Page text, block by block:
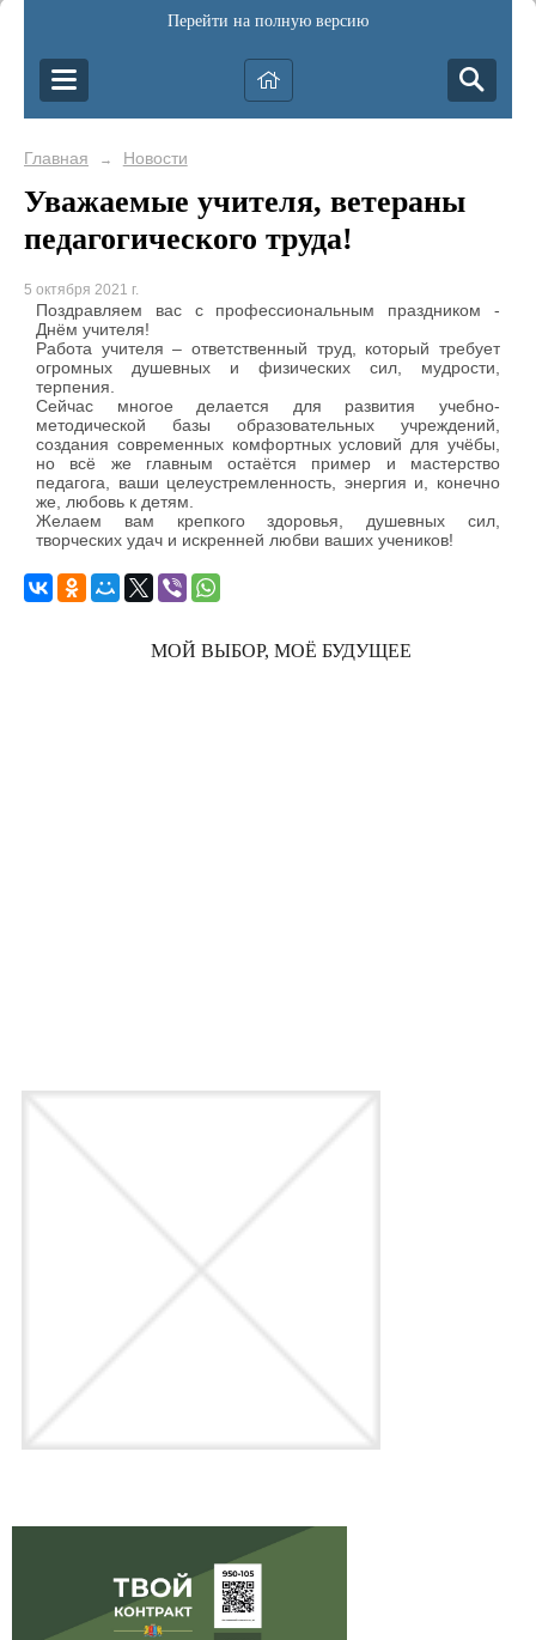
Перейти на полную версию
Главная → Новости
Уважаемые учителя, ветераны
педагогического труда!
5 октября 2021 г.
Поздравляем вас с профессиональным праздником -
Днём учителя!
Работа учителя – ответственный труд, который требует
огромных душевных и физических сил, мудрости,
терпения.
Сейчас многое делается для развития учебно-
методической базы образовательных учреждений,
создания современных комфортных условий для учёбы,
но всё же главным остаётся пример и мастерство
педагога, ваши целеустремленность, энергия и, конечно
же, любовь к детям.
Желаем вам крепкого здоровья, душевных сил,
творческих удач и искренней любви ваших учеников!
МОЙ ВЫБОР, МОЁ БУДУЩЕЕ